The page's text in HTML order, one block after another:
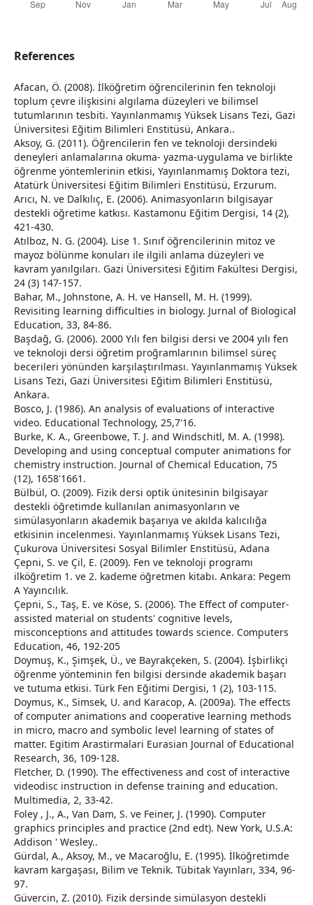
References
Afacan, Ö. (2008). İlköğretim öğrencilerinin fen teknoloji
toplum çevre ilişkisini algılama düzeyleri ve bilimsel
tutumlarının tesbiti. Yayınlanmamış Yüksek Lisans Tezi, Gazi
Üniversitesi Eğitim Bilimleri Enstitüsü, Ankara..
Aksoy, G. (2011). Öğrencilerin fen ve teknoloji dersindeki
deneyleri anlamalarına okuma- yazma-uygulama ve birlikte
öğrenme yöntemlerinin etkisi, Yayınlanmamış Doktora tezi,
Atatürk Üniversitesi Eğitim Bilimleri Enstitüsü, Erzurum.
Arıcı, N. ve Dalkılıç, E. (2006). Animasyonların bilgisayar
destekli öğretime katkısı. Kastamonu Eğitim Dergisi, 14 (2),
421-430.
Atılboz, N. G. (2004). Lise 1. Sınıf öğrencilerinin mitoz ve
mayoz bölünme konuları ile ilgili anlama düzeyleri ve
kavram yanılgıları. Gazi Üniversitesi Eğitim Fakültesi Dergisi,
24 (3) 147-157.
Bahar, M., Johnstone, A. H. ve Hansell, M. H. (1999).
Revisiting learning difficulties in biology. Jurnal of Biological
Education, 33, 84-86.
Başdağ, G. (2006). 2000 Yılı fen bilgisi dersi ve 2004 yılı fen
ve teknoloji dersi öğretim proğramlarının bilimsel süreç
becerileri yönünden karşılaştırılması. Yayınlanmamış Yüksek
Lisans Tezi, Gazi Üniversitesi Eğitim Bilimleri Enstitüsü,
Ankara.
Bosco, J. (1986). An analysis of evaluations of interactive
video. Educational Technology, 25,7'16.
Burke, K. A., Greenbowe, T. J. and Windschitl, M. A. (1998).
Developing and using conceptual computer animations for
chemistry instruction. Journal of Chemical Education, 75
(12), 1658'1661.
Bülbül, O. (2009). Fizik dersi optik ünitesinin bilgisayar
destekli öğretimde kullanılan animasyonların ve
simülasyonların akademik başarıya ve akılda kalıcılığa
etkisinin incelenmesi. Yayınlanmamış Yüksek Lisans Tezi,
Çukurova Üniversitesi Sosyal Bilimler Enstitüsü, Adana
Çepni, S. ve Çil, E. (2009). Fen ve teknoloji programı
ilköğretim 1. ve 2. kademe öğretmen kitabı. Ankara: Pegem
A Yayıncılık.
Çepni, S., Taş, E. ve Köse, S. (2006). The Effect of computer-
assisted material on students' cognitive levels,
misconceptions and attitudes towards science. Computers
Education, 46, 192-205
Doymuş, K., Şimşek, Ü., ve Bayrakçeken, S. (2004). İşbirlikçi
öğrenme yönteminin fen bilgisi dersinde akademik başarı
ve tutuma etkisi. Türk Fen Eğitimi Dergisi, 1 (2), 103-115.
Doymus, K., Simsek, U. and Karacop, A. (2009a). The effects
of computer animations and cooperative learning methods
in micro, macro and symbolic level learning of states of
matter. Egitim Arastirmalari Eurasian Journal of Educational
Research, 36, 109-128.
Fletcher, D. (1990). The effectiveness and cost of interactive
videodisc instruction in defense training and education.
Multimedia, 2, 33-42.
Foley , J., A., Van Dam, S. ve Feiner, J. (1990). Computer
graphics principles and practice (2nd edt). New York, U.S.A:
Addison ' Wesley..
Gürdal, A., Aksoy, M., ve Macaroğlu, E. (1995). İlköğretimde
kavram kargaşası, Bilim ve Teknik. Tübitak Yayınları, 334, 96-
97.
Güvercin, Z. (2010). Fizik dersinde simülasyon destekli